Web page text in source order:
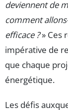
deviennent de
comment
efficace ?» Ces
impérative de
que chaque
énergétique.
Les défis